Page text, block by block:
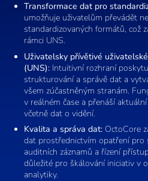
Transformace dat pro
umožňuje uživatelům převádět
standardizovaných formátů, což
rámci UNS.
Uživatelsky přívětivé
(UNS): Intuitivní rozhraní
strukturování a správě dat a
všem zúčastněným stranám.
v reálném čase a přenáší
včetně dat o vidění.
Kvalita a správa dat: OctoCore
dat prostřednictvím opatření pro
auditních záznamů a řízení
důležité pro škálování iniciativ v
analytiky.